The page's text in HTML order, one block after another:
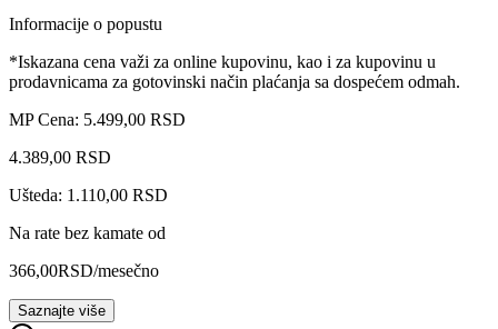
Informacije o popustu
*Iskazana cena važi za online kupovinu, kao i za kupovinu u
prodavnicama za gotovinski način plaćanja sa dospećem odmah.
MP Cena: 5.499,00 RSD
4.389,00 RSD
Ušteda: 1.110,00 RSD
Na rate bez kamate od
366,00RSD/mesečno
Saznajte više